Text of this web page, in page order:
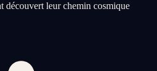
découvert leur chemin cosmique